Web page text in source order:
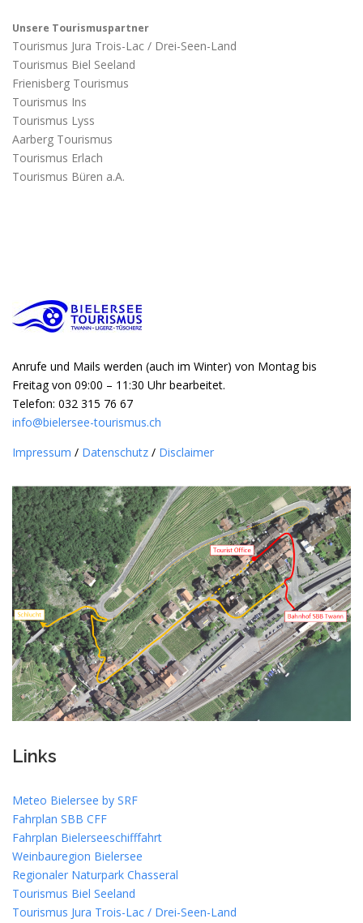
Unsere Tourismuspartner
Tourismus Jura Trois-Lac / Drei-Seen-Land
Tourismus Biel Seeland
Frienisberg Tourismus
Tourismus Ins
Tourismus Lyss
Aarberg Tourismus
Tourismus Erlach
Tourismus Büren a.A.
Anrufe und Mails werden (auch im Winter) von Montag bis
Freitag von 09:00 – 11:30 Uhr bearbeitet.
Telefon: 032 315 76 67
info@bielersee-tourismus.ch
Impressum / Datenschutz / Disclaimer
Links
Meteo Bielersee by SRF
Fahrplan SBB CFF
Fahrplan Bielerseeschifffahrt
Weinbauregion Bielersee
Regionaler Naturpark Chasseral
Tourismus Biel Seeland
Tourismus Jura Trois-Lac / Drei-Seen-Land